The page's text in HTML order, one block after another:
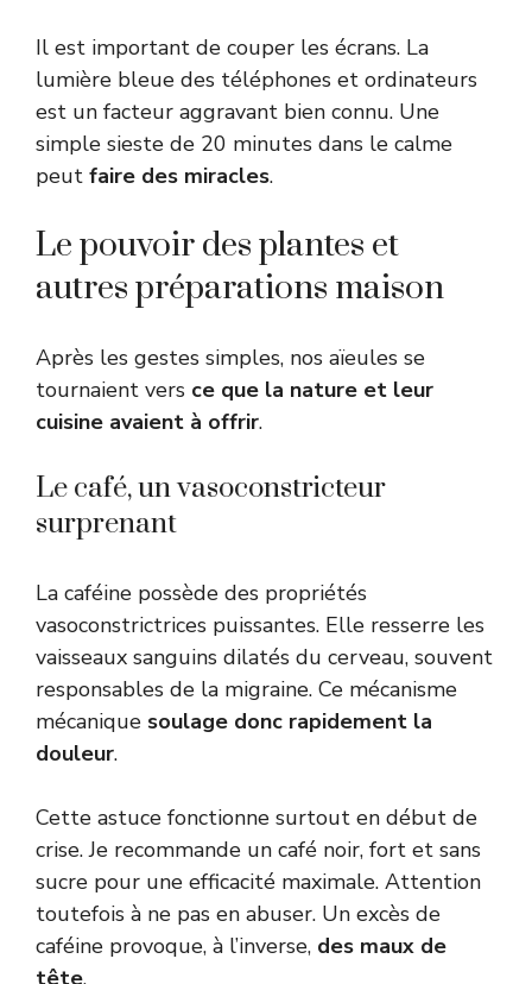
Il est important de couper les écrans. La
lumière bleue des téléphones et ordinateurs
est un facteur aggravant bien connu. Une
simple sieste de 20 minutes dans le calme
peut faire des miracles.
Le pouvoir des plantes et
autres préparations maison
Après les gestes simples, nos aïeules se
tournaient vers ce que la nature et leur
cuisine avaient à offrir.
Le café, un vasoconstricteur
surprenant
La caféine possède des propriétés
vasoconstrictrices puissantes. Elle resserre les
vaisseaux sanguins dilatés du cerveau, souvent
responsables de la migraine. Ce mécanisme
mécanique soulage donc rapidement la
douleur.
Cette astuce fonctionne surtout en début de
crise. Je recommande un café noir, fort et sans
sucre pour une efficacité maximale. Attention
toutefois à ne pas en abuser. Un excès de
caféine provoque, à l’inverse, des maux de
tête.